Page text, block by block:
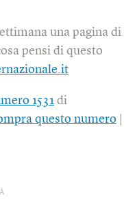
una pagina di
pensi di questo
1531 di
questo numero